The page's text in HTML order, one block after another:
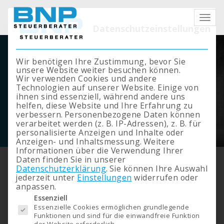
Klienten-Information
SONDERAUSGABE
Corona/13
Mit
Datenschutzeinstellungen
Wir benötigen Ihre Zustimmung, bevor Sie
unsere Website weiter besuchen können.
Wir verwenden Cookies und andere
Technologien auf unserer Website. Einige von
ihnen sind essenziell, während andere uns
helfen, diese Website und Ihre Erfahrung zu
verbessern. Personenbezogene Daten können
verarbeitet werden (z. B. IP-Adressen), z. B. für
personalisierte Anzeigen und Inhalte oder
Anzeigen- und Inhaltsmessung. Weitere
Informationen über die Verwendung Ihrer
Daten finden Sie in unserer
Datenschutzerklärung. Sie können Ihre Auswahl
jederzeit unter Einstellungen widerrufen oder
anpassen.
Es folgt eine Liste der Service-Gruppen, für die eine Einwilligung erteilt werden kann.
Essenziell
Essenzielle Cookies ermöglichen grundlegende
Funktionen und sind für die einwandfreie Funktion